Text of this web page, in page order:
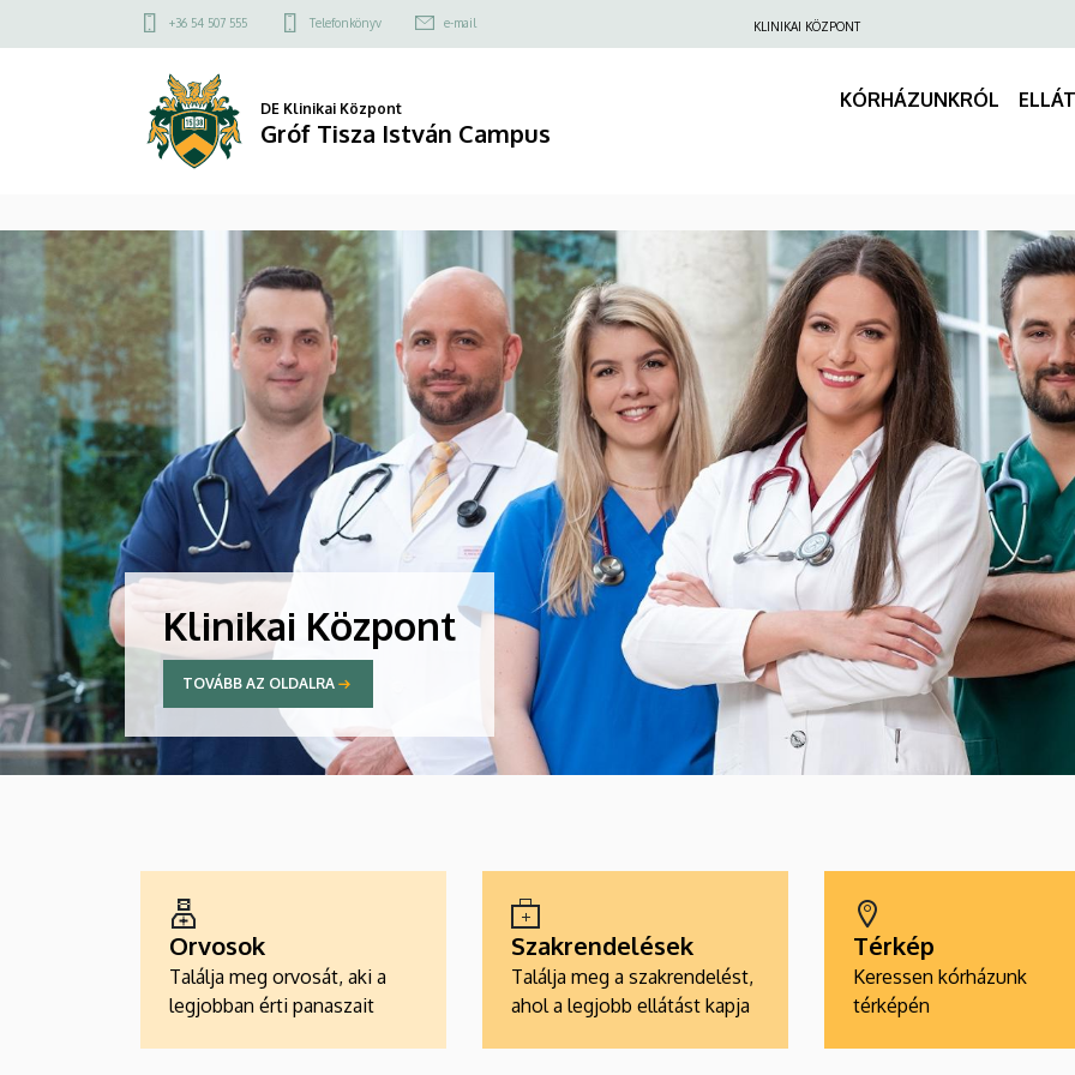
Felső
menü
+36 54 507 555 Telefonkönyv e-mail KLINIKAI KÖZPONT
DE Klinikai Központ
Gróf Tisza István Campus
KÓRHÁZUNKRÓL
Klinikai Központ
TOVÁBB AZ OLDALRA
Orvosok
Találja meg orvosát, aki a
legjobban érti panaszait
Szakrendelések
Találja meg a szakrendelést,
ahol a legjobb ellátást kapja
Térkép
Keressen kórházunk
térképén